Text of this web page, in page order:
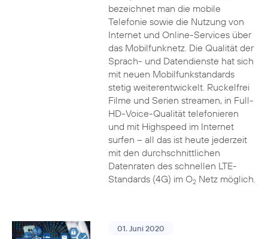
bezeichnet man die mobile
Telefonie sowie die Nutzung von
Internet und Online-Services über
das Mobilfunknetz. Die Qualität der
Sprach- und Datendienste hat sich
mit neuen Mobilfunkstandards
stetig weiterentwickelt. Ruckelfrei
Filme und Serien streamen, in Full-
HD-Voice-Qualität telefonieren
und mit Highspeed im Internet
surfen – all das ist heute jederzeit
mit den durchschnittlichen
Datenraten des schnellen LTE-
Standards (4G) im O2Netz möglich.
01. Juni 2020